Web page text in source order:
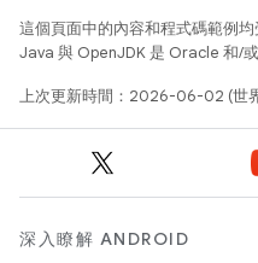
這個頁面中的內容和程式碼範例均
Java 與 OpenJDK 是 Oracle 和/
上次更新時間：2026-06-02 (世
深入瞭解 ANDROID